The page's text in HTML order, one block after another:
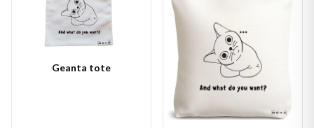
Geanta tote